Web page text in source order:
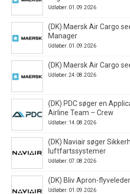
Udløber: 01.09.2026
(DK) Maersk Air Cargo
Manager
Udløber: 01.09.2026
(DK) Maersk Air Cargo
Udløber: 24.08.2026
(DK) PDC søger en
Airline Team – Crew
Udløber: 14.08.2026
(DK) Naviair søger
luftfartssystemer
Udløber: 07.08.2026
(DK) Bliv Apron-
Udløber: 01.09.2026